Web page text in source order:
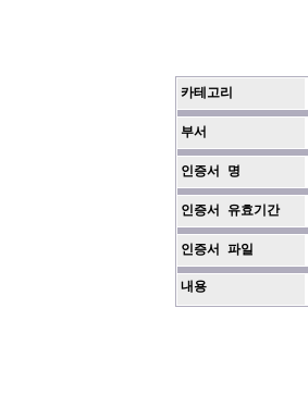
카테고리
부서
인증서 명
인증서 유효기간
인증서 파일
내용